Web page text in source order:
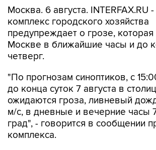
Москва. 6 августа. INTERFAX.RU
комплекс городского хозяйства
предупреждает о грозе,
Москве в ближайшие часы и до
четверг.
"По прогнозам синоптиков, с
до конца суток 7 августа в
ожидаются гроза, ливневый
м/с, в дневные и вечерние часы
град", - говорится в сообщении
комплекса.